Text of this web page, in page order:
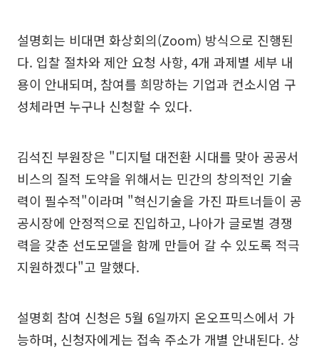
설명회는 비대면 화상회의(Zoom) 방식으로 진행된
다. 입찰 절차와 제안 요청 사항, 4개 과제별 세부 내
용이 안내되며, 참여를 희망하는 기업과 컨소시엄 구
성체라면 누구나 신청할 수 있다.
김석진 부원장은 "디지털 대전환 시대를 맞아 공공서
비스의 질적 도약을 위해서는 민간의 창의적인 기술
력이 필수적"이라며 "혁신기술을 가진 파트너들이 공
공시장에 안정적으로 진입하고, 나아가 글로벌 경쟁
력을 갖춘 선도모델을 함께 만들어 갈 수 있도록 적극
지원하겠다"고 말했다.
설명회 참여 신청은 5월 6일까지 온오프믹스에서 가
능하며, 신청자에게는 접속 주소가 개별 안내된다. 상